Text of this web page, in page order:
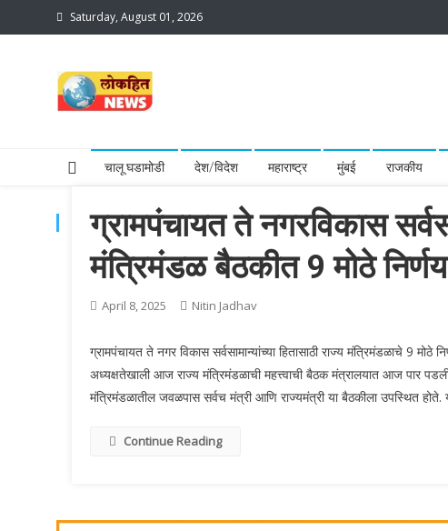
to
Saturday, August 01, 2026
चालू घडामोडी देश/विदेश महाराष्ट्र मुंबई राजकीय
TAG:NCP
ग्रामपंचायत ते नगरविकास
मंत्रिमंडळ बैठकीत 9 मोठे
April 8, 2025 Nitin Jadhav
ग्रामपंचायत ते नगर विकास सर्वसामान्यांच्या हितासाठी राज्य मंत्रिमंडळाचे 9
अध्यक्षतेखाली आज राज्य मंत्रिमंडळाची महत्त्वाची बैठक मंत्रालयात आज पार
मंत्रिमंडळातील जवळपास सर्वच मंत्री आणि राज्यमंत्री या बैठकीला उपस्थित होते.
Continue Reading